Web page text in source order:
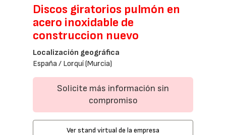
Discos giratorios pulmón en
acero inoxidable de
construccion nuevo
Localización geográfica
España / Lorquí (Murcia)
Solicite más información sin
compromiso
Ver stand virtual de la empresa